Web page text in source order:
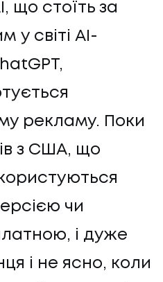
що стоїть за
у світі AI-
рекламу. Поки
з США, що
чи
і дуже
і не ясно, коли